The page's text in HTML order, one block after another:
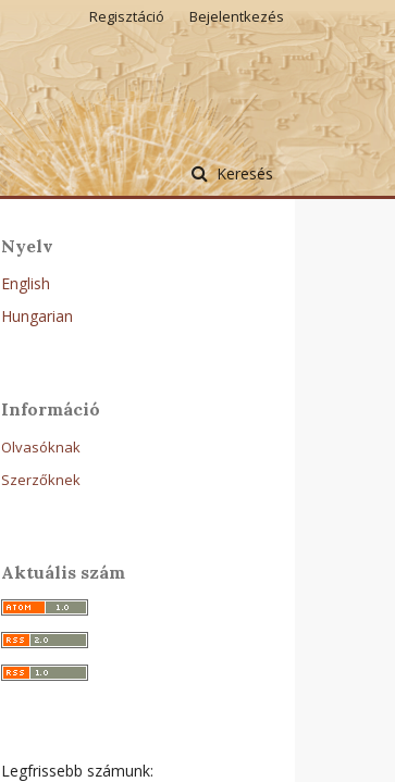
Keresés
Regisztáció Bejelentkezés
Nyelv
English
Hungarian
Információ
Olvasóknak
Szerzőknek
Aktuális szám
Legfrissebb számunk: